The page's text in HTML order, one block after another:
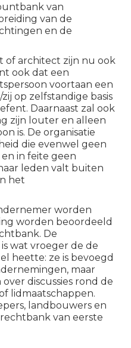
van
van de
en de
of architect zijn nu ook
ook dat een
voortaan een
op zelfstandige basis
Daarnaast zal ook
zijn louter en alleen
is. De organisatie
die evenwel geen
in feite geen
leden valt buiten
het
worden
worden beoordeeld
De
wat vroeger de de
heette: ze is bevoegd
maar
discussies rond de
lidmaatschappen.
landbouwers en
van eerste